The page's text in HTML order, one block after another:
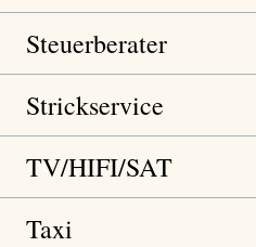
Steuerberater
Strickservice
TV/HIFI/SAT
Taxi